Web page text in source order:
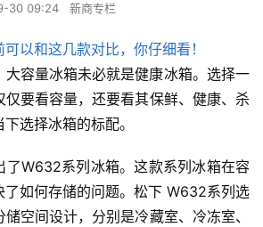
30 09:24 新商专栏
大容量冰箱未必就是健康冰箱。选择一
要看容量，还要看其保鲜、健康、杀
选择冰箱的标配。
了W632系列冰箱。这款系列冰箱在容
了如何存储的问题。松下 W632系列选
空间设计，分别是冷藏室、冷冻室、